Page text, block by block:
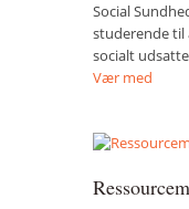
Social
studerende til
socialt
Vær med